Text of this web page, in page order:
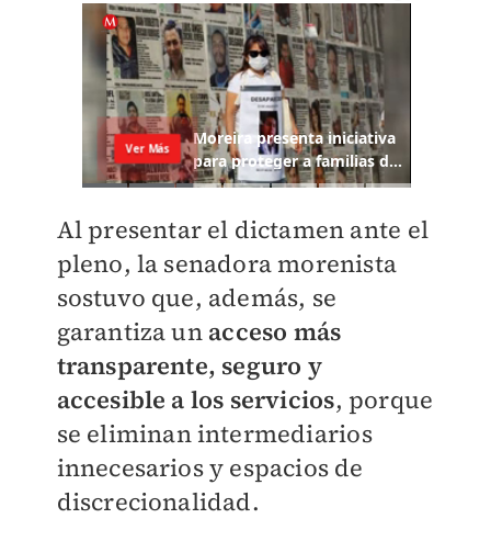
Al presentar el dictamen ante el
pleno, la senadora morenista
sostuvo que, además, se
garantiza un acceso más
transparente, seguro y
accesible a los servicios, porque
se eliminan intermediarios
innecesarios y espacios de
discrecionalidad.